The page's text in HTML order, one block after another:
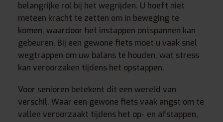
belangrijke rol bij het wegrijden. U hoeft niet
meteen kracht te zetten om in beweging te
komen, waardoor het instappen ontspannen kan
gebeuren. Bij een gewone fiets moet u vaak snel
wegtrappen om uw balans te houden, wat stress
kan veroorzaken tijdens het opstappen.
Voor senioren betekent dit een wereld van
verschil. Waar een gewone fiets vaak angst om te
vallen veroorzaakt tijdens het op- en afstappen,